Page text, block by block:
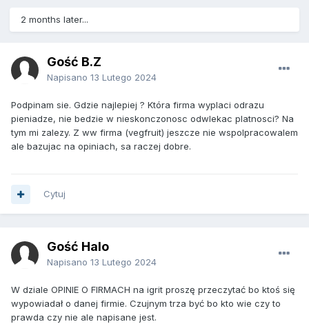
2 months later...
Gość B.Z
Napisano 13 Lutego 2024
Podpinam sie. Gdzie najlepiej ? Która firma wyplaci odrazu
pieniadze, nie bedzie w nieskonczonosc odwlekac platnosci? Na
tym mi zalezy. Z ww firma (vegfruit) jeszcze nie wspolpracowalem
ale bazujac na opiniach, sa raczej dobre.
Cytuj
Gość Halo
Napisano 13 Lutego 2024
W dziale OPINIE O FIRMACH na igrit proszę przeczytać bo ktoś się
wypowiadał o danej firmie. Czujnym trza być bo kto wie czy to
prawda czy nie ale napisane jest.